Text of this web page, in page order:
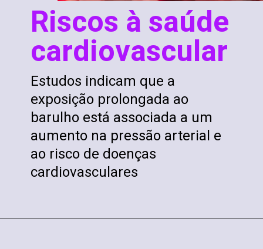
Riscos à saúde
cardiovascular
Estudos indicam que a
exposição prolongada ao
barulho está associada a um
aumento na pressão arterial e
ao risco de doenças
cardiovasculares